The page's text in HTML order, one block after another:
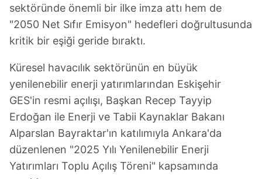
sektöründe önemli bir ilke imza attı hem de
"2050 Net Sıfır Emisyon" hedefleri doğrultusunda
kritik bir eşiği geride bıraktı.
Küresel havacılık sektörünün en büyük
yenilenebilir enerji yatırımlarından Eskişehir
GES'in resmi açılışı, Başkan Recep Tayyip
Erdoğan ile Enerji ve Tabii Kaynaklar Bakanı
Alparslan Bayraktar'ın katılımıyla Ankara'da
düzenlenen "2025 Yılı Yenilenebilir Enerji
Yatırımları Toplu Açılış Töreni" kapsamında